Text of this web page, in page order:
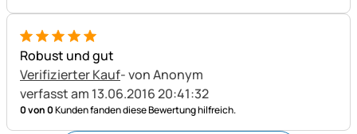
5 von 5
Robust und gut
Verifizierter Kauf- von Anonym
verfasst am 13.06.2016 20:41:32
0 von 0Kunden fanden diese Bewertung hilfreich.